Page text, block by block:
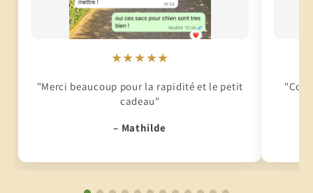
★★★★★
"Merci beaucoup pour la rapidité et le petit
cadeau"
– Mathilde